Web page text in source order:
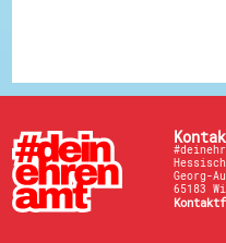
Georg-
65183